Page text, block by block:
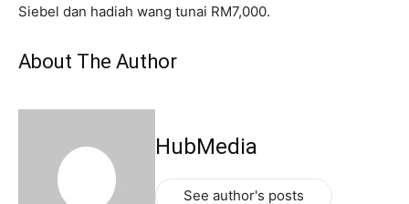
Siebel dan hadiah wang tunai RM7,000.
About The Author
HubMedia
See author's posts